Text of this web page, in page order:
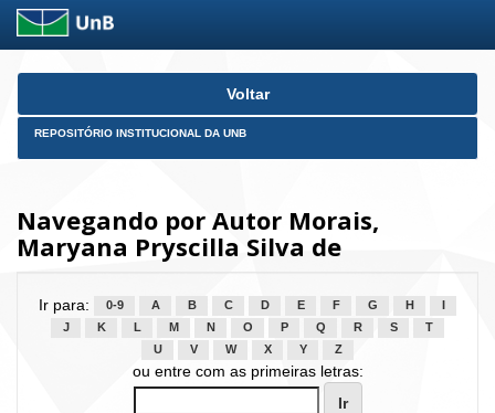
Skip
Voltar
REPOSITÓRIO INSTITUCIONAL DA UNB
Navegando por Autor Morais,
Maryana Pryscilla Silva de
Ir para: 0-9 A B C D E F G H
J
K L M N O P Q R S
T
U
V W X Y Z
ou entre com as primeiras letras: